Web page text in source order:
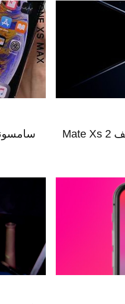
هواوي تؤكد خططها للإعلان عن هاتف Mate Xs 2